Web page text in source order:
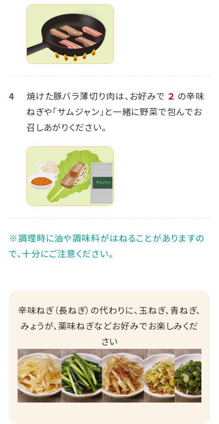
4 焼けた豚バラ薄切り肉は、お好みで ２ の辛味
ねぎや「サムジャン」と一緒に野菜で包んでお
召しあがりください。
※調理時に油や調味料がはねることがありますの
で、十分にご注意ください。
辛味ねぎ（長ねぎ）の代わりに、玉ねぎ、青ねぎ、
みょうが、薬味ねぎなどお好みでお楽しみくだ
さい